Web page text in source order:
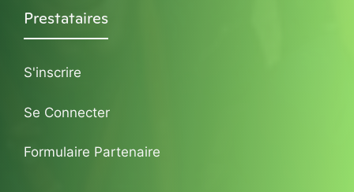
Prestataires
S'inscrire
Se Connecter
Formulaire Partenaire